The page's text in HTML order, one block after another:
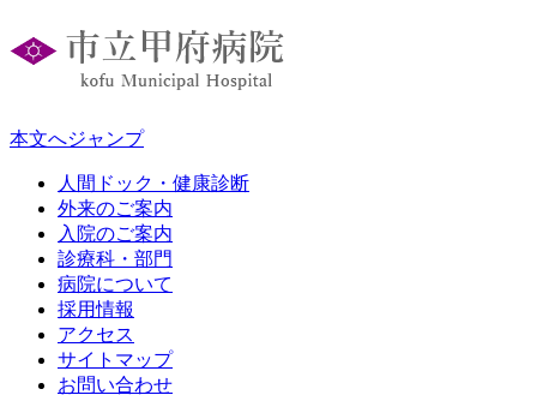
本文へジャンプ
人間ドック・健康診断
外来のご案内
入院のご案内
診療科・部門
病院について
採用情報
アクセス
サイトマップ
お問い合わせ